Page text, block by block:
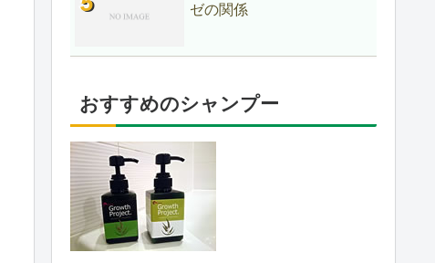
ゼの関係
おすすめのシャンプー